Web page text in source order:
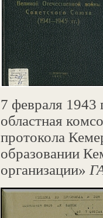
7 февраля 1943
областная
протокола
образовании
организации»